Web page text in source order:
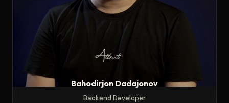
Bahodirjon Dadajonov
Backend Developer